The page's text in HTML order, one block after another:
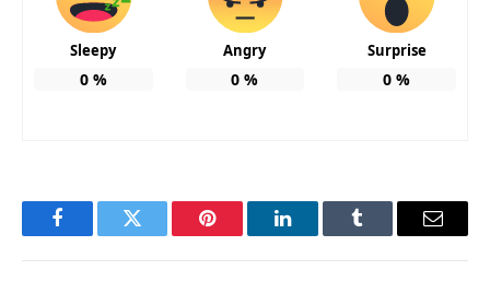
Sleepy
0%
Angry
0 %
Surprise
0 %
FacebookTwitter Pinterest LinkedInTumblr Email